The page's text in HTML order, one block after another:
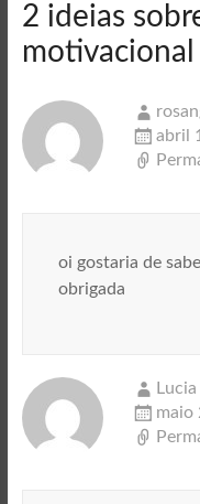
2 ideias
abril
oi gostaria de
obrigada
maio